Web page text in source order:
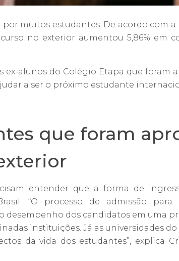
muitos estudantes. De acordo com a
no exterior aumentou 5,86% em
ex-alunos do Colégio Etapa que foram
a ser o próximo estudante
que foram
entender que a forma de
“O processo de admissão
dos candidatos em uma
instituições. Já as universidades
da vida dos estudantes”, explica